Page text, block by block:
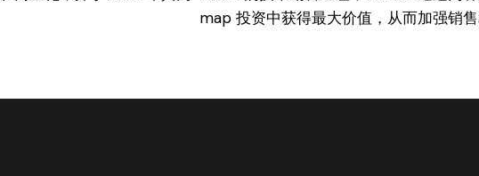
map 投资中获得最大价值，从而加强销售